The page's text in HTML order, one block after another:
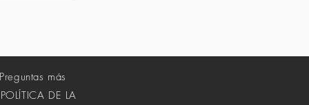
Preguntas más
POLÍTICA DE LA